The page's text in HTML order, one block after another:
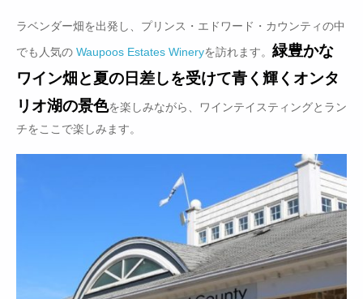
ラベンダー畑を出発し、プリンス・エドワード・カウンティの中
でも人気の Waupoos Estates Wineryを訪れます。 緑豊かな
ワイン畑と夏の日差しを受けて青く輝くオンタ
リオ湖の景色を楽しみながら、ワインテイスティングとラン
チをここで楽しみます。